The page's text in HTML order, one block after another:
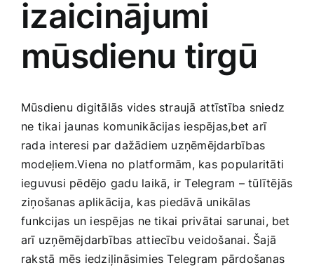
Medicīnas preces
Mobilie telefoni, planšetdatori
Pārtikas preces
Preces birojam
Preces pieaugušajiem
izaicinājumi
mūsdienu tirgū
Mūsdienu digitālās vides straujā⁣ attīstība sniedz
ne tikai jaunas komunikācijas iespējas,bet arī‌
rada interesi‍ par dažādiem uzņēmējdarbības
modeļiem.Viena no platformām, kas popularitāti
ieguvusi pēdējo gadu laikā, ir Telegram – tūlītējās
ziņošanas‍ aplikācija, kas piedāvā unikālas
⁢funkcijas un iespējas ne tikai privātai sarunai, bet
arī uzņēmējdarbības attiecību veidošanai. Šajā
rakstā mēs iedziļināsimies Telegram pārdošanas